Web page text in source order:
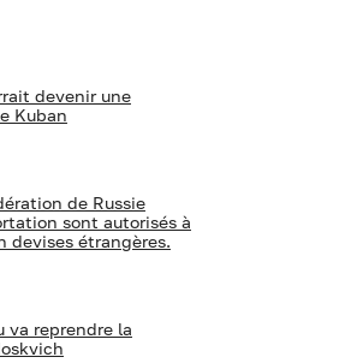
devenir une
Kuban
de Russie
sont autorisés à
devises étrangères.
va reprendre la